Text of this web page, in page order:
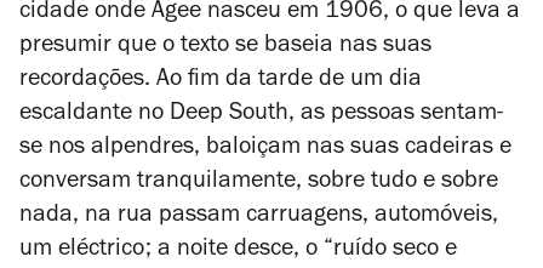
cidade onde Agee nasceu em 1906, o que leva a
presumir que o texto se baseia nas suas
recordações. Ao fim da tarde de um dia
escaldante no Deep South, as pessoas sentam-
se nos alpendres, baloiçam nas suas cadeiras e
conversam tranquilamente, sobre tudo e sobre
nada, na rua passam carruagens, automóveis,
um eléctrico; a noite desce, o “ruído seco e